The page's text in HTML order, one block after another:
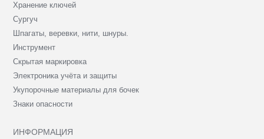
Хранение ключей
Сургуч
Шпагаты, веревки, нити, шнуры.
Инструмент
Скрытая маркировка
Электроника учёта и защиты
Укупорочные материалы для бочек
Знаки опасности
ИНФОРМАЦИЯ